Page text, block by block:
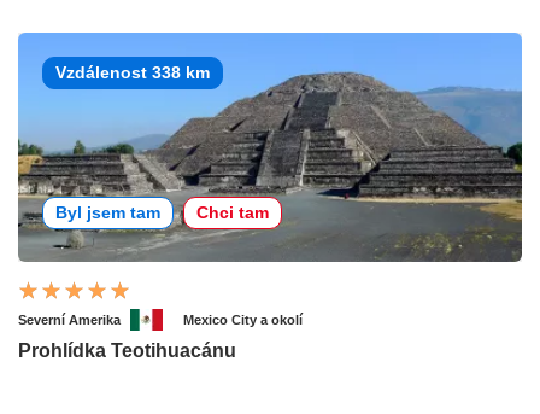
Vzdálenost 338 km
Byl jsem tam Chci tam
Severní Amerika Mexico City a okolí
Prohlídka Teotihuacánu